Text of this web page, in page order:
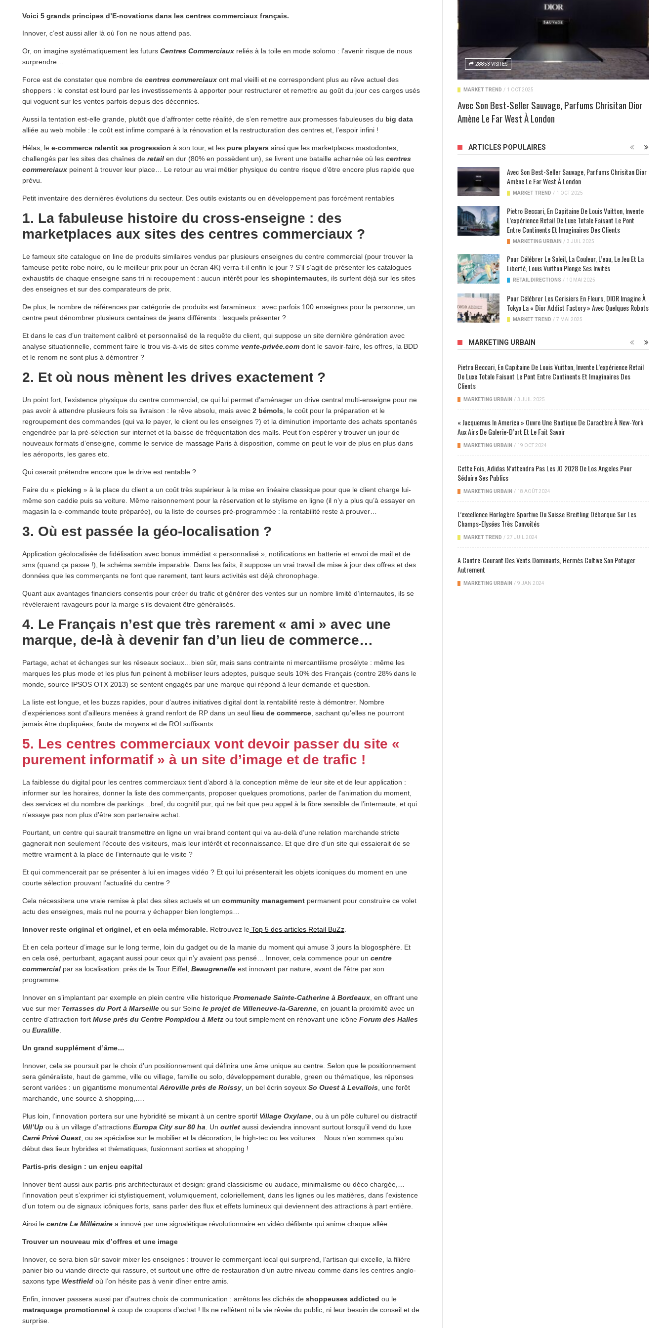
Voici 5 grands principes d’E-novations dans les centres commerciaux français.
Innover, c’est aussi aller là où l’on ne nous attend pas.
Or, on imagine systématiquement les futurs Centres Commerciaux reliés à la toile en mode solomo : l’avenir risque de nous
surprendre…
Force est de constater que nombre de centres commerciaux ont mal vieilli et ne correspondent plus au rêve actuel des
shoppers : le constat est lourd par les investissements à apporter pour restructurer et remettre au goût du jour ces cargos usés
qui voguent sur les ventes parfois depuis des décennies.
Aussi la tentation est-elle grande, plutôt que d’affronter cette réalité, de s’en remettre aux promesses fabuleuses du big data
alliée au web mobile : le coût est infime comparé à la rénovation et la restructuration des centres et, l’espoir infini !
Hélas, le e-commerce ralentit sa progression à son tour, et les pure players ainsi que les marketplaces mastodontes,
challengés par les sites des chaînes de retail en dur (80% en possèdent un), se livrent une bataille acharnée où les centres
commerciaux peinent à trouver leur place… Le retour au vrai métier physique du centre risque d’être encore plus rapide que
prévu.
Petit inventaire des dernières évolutions du secteur. Des outils existants ou en développement pas forcément rentables
1. La fabuleuse histoire du cross-enseigne : des
marketplaces aux sites des centres commerciaux ?
Le fameux site catalogue on line de produits similaires vendus par plusieurs enseignes du centre commercial (pour trouver la
fameuse petite robe noire, ou le meilleur prix pour un écran 4K) verra-t-il enfin le jour ? S’il s’agit de présenter les catalogues
exhaustifs de chaque enseigne sans tri ni recoupement : aucun intérêt pour les shopinternautes , ils surfent déjà sur les sites
des enseignes et sur des comparateurs de prix.
De plus, le nombre de références par catégorie de produits est faramineux : avec parfois 100 enseignes pour la personne, un
centre peut dénombrer plusieurs centaines de jeans différents : lesquels présenter ?
Et dans le cas d’un traitement calibré et personnalisé de la requête du client, qui suppose un site dernière génération avec
analyse situationnelle, comment faire le trou vis-à-vis de sites comme vente-privée.com dont le savoir-faire, les offres, la BDD
et le renom ne sont plus à démontrer ?
2. Et où nous mènent les drives exactement ?
Un point fort, l’existence physique du centre commercial, ce qui lui permet d’aménager un drive central multi-enseigne pour ne
pas avoir à attendre plusieurs fois sa livraison : le rêve absolu, mais avec 2 bémols , le coût pour la préparation et le
regroupement des commandes (qui va le payer, le client ou les enseignes ?) et la diminution importante des achats spontanés
engendrée par la pré-sélection sur internet et la baisse de fréquentation des malls. Peut t’on espérer y trouver un jour de
nouveaux formats d’enseigne, comme le service de massage Paris à disposition, comme on peut le voir de plus en plus dans
les aéroports, les gares etc.
Qui oserait prétendre encore que le drive est rentable ?
Faire du « picking » à la place du client a un coût très supérieur à la mise en linéaire classique pour que le client charge lui-
même son caddie puis sa voiture. Même raisonnement pour la réservation et le stylisme en ligne (il n’y a plus qu’à essayer en
magasin la e-commande toute préparée), ou la liste de courses pré-programmée : la rentabilité reste à prouver…
3. Où est passée la géo-localisation ?
Application géolocalisée de fidélisation avec bonus immédiat « personnalisé », notifications en batterie et envoi de mail et de
sms (quand ça passe !), le schéma semble imparable. Dans les faits, il suppose un vrai travail de mise à jour des offres et des
données que les commerçants ne font que rarement, tant leurs activités est déjà chronophage.
Quant aux avantages financiers consentis pour créer du trafic et générer des ventes sur un nombre limité d’internautes, ils se
révéleraient ravageurs pour la marge s’ils devaient être généralisés.
4. Le Français n’est que très rarement « ami » avec une
marque, de-là à devenir fan d’un lieu de commerce…
Partage, achat et échanges sur les réseaux sociaux…bien sûr, mais sans contrainte ni mercantilisme prosélyte : même les
marques les plus mode et les plus fun peinent à mobiliser leurs adeptes, puisque seuls 10% des Français (contre 28% dans le
monde, source IPSOS OTX 2013) se sentent engagés par une marque qui répond à leur demande et question.
La liste est longue, et les buzzs rapides, pour d’autres initiatives digital dont la rentabilité reste à démontrer. Nombre
d’expériences sont d’ailleurs menées à grand renfort de RP dans un seul lieu de commerce , sachant qu’elles ne pourront
jamais être dupliquées, faute de moyens et de ROI suffisants.
5. Les centres commerciaux vont devoir passer du site «
purement informatif » à un site d’image et de trafic !
La faiblesse du digital pour les centres commerciaux tient d’abord à la conception même de leur site et de leur application :
informer sur les horaires, donner la liste des commerçants, proposer quelques promotions, parler de l’animation du moment,
des services et du nombre de parkings…bref, du cognitif pur, qui ne fait que peu appel à la fibre sensible de l’internaute, et qui
n’essaye pas non plus d’être son partenaire achat.
Pourtant, un centre qui saurait transmettre en ligne un vrai brand content qui va au-delà d’une relation marchande stricte
gagnerait non seulement l’écoute des visiteurs, mais leur intérêt et reconnaissance. Et que dire d’un site qui essaierait de se
mettre vraiment à la place de l’internaute qui le visite ?
Et qui commencerait par se présenter à lui en images vidéo ? Et qui lui présenterait les objets iconiques du moment en une
courte sélection prouvant l’actualité du centre ?
Cela nécessitera une vraie remise à plat des sites actuels et un community management permanent pour construire ce volet
actu des enseignes, mais nul ne pourra y échapper bien longtemps…
Innover reste original et originel, et en cela mémorable. Retrouvez le Top 5 des articles Retail BuZz
Et en cela porteur d’image sur le long terme, loin du gadget ou de la manie du moment qui amuse 3 jours la blogosphère. Et
en cela osé, perturbant, agaçant aussi pour ceux qui n’y avaient pas pensé… Innover, cela commence pour un centre
commercial par sa localisation: près de la Tour Eiffel, Beaugrenelle est innovant par nature, avant de l’être par son
programme.
Innover en s’implantant par exemple en plein centre ville historique Promenade Sainte-Catherine à Bordeaux , en offrant une
vue sur mer Terrasses du Port à Marseille ou sur Seine le projet de Villeneuve-la-Garenne , en jouant la proximité avec un
centre d’attraction fort Muse près du Centre Pompidou à Metz ou tout simplement en rénovant une icône Forum des Halles
ou Euralille
Un grand supplément d’âme…
Innover, cela se poursuit par le choix d’un positionnement qui définira une âme unique au centre. Selon que le positionnement
sera généraliste, haut de gamme, ville ou village, famille ou solo, développement durable, green ou thématique, les réponses
seront variées : un gigantisme monumental Aéroville près de Roissy , un bel écrin soyeux So Ouest à Levallois , une forêt
marchande, une source à shopping,….
Plus loin, l’innovation portera sur une hybridité se mixant à un centre sportif Village Oxylane , ou à un pôle culturel ou distractif
Vill’Up ou à un village d’attractions Europa City sur 80 ha . Un outlet aussi deviendra innovant surtout lorsqu’il vend du luxe
Carré Privé Ouest , ou se spécialise sur le mobilier et la décoration, le high-tec ou les voitures… Nous n’en sommes qu’au
début des lieux hybrides et thématiques, fusionnant sorties et shopping !
Partis-pris design : un enjeu capital
Innover tient aussi aux partis-pris architecturaux et design: grand classicisme ou audace, minimalisme ou déco chargée,…
l’innovation peut s’exprimer ici stylistiquement, volumiquement, coloriellement, dans les lignes ou les matières, dans l’existence
d’un totem ou de signaux icôniques forts, sans parler des flux et effets lumineux qui deviennent des attractions à part entière.
Ainsi le centre Le Millénaire a innové par une signalétique révolutionnaire en vidéo défilante qui anime chaque allée.
Trouver un nouveau mix d’offres et une image
Innover, ce sera bien sûr savoir mixer les enseignes : trouver le commerçant local qui surprend, l’artisan qui excelle, la filière
panier bio ou viande directe qui rassure, et surtout une offre de restauration d’un autre niveau comme dans les centres anglo-
saxons type Westfield où l’on hésite pas à venir dîner entre amis.
Enfin, innover passera aussi par d’autres choix de communication : arrêtons les clichés de shoppeuses addicted ou le
matraquage promotionnel à coup de coupons d’achat ! Ils ne reflètent ni la vie rêvée du public, ni leur besoin de conseil et de
surprise.
28853 VISITES
MARKET TREND / 1 OCT 2025
Avec Son Best-Seller Sauvage, Parfums Chrisitan Dior
Amène Le Far West À London
ARTICLES POPULAIRES
Avec Son Best-Seller Sauvage, Parfums Chrisitan Dior
Amène Le Far West À London
MARKET TREND / 1 OCT 2025
Pietro Beccari, En Capitaine De Louis Vuitton, Invente
L’expérience Retail De Luxe Totale Faisant Le Pont
Entre Continents Et Imaginaires Des Clients
MARKETING URBAIN / 3 JUIL 2025
Pour Célébrer Le Soleil, La Couleur, L’eau, Le Jeu Et La
Liberté, Louis Vuitton Plonge Ses Invités
RETAIL DIRECTIONS / 10 MAI 2025
Pour Célébrer Les Cerisiers En Fleurs, DIOR Imagine À
Tokyo La « Dior Addict Factory » Avec Quelques Robots
MARKET TREND / 7 MAI 2025
MARKETING URBAIN
Pietro Beccari, En Capitaine De Louis Vuitton, Invente L’expérience Retail
De Luxe Totale Faisant Le Pont Entre Continents Et Imaginaires Des
Clients
MARKETING URBAIN / 3 JUIL 2025
« Jacquemus In America » Ouvre Une Boutique De Caractère À New-York
Aux Airs De Galerie-D’art Et Le Fait Savoir
MARKETING URBAIN / 19 OCT 2024
Cette Fois, Adidas N’attendra Pas Les JO 2028 De Los Angeles Pour
Séduire Ses Publics
MARKETING URBAIN / 18 AOÛT 2024
L’excellence Horlogère Sportive Du Suisse Breitling Débarque Sur Les
Champs-Elysées Très Convoités
MARKET TREND / 27 JUIL 2024
A Contre-Courant Des Vents Dominants, Hermès Cultive Son Potager
Autrement
MARKETING URBAIN / 9 JAN 2024